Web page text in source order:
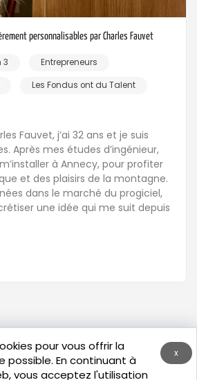
personnalisables par Charles Fauvet
3 Entrepreneurs
Les Fondus ont du Talent
Fauvet, j’ai 32 ans et je suis
Après mes études d’ingénieur,
à Annecy, pour profiter
et des plaisirs de la montagne.
dans le marché du progiciel,
une idée qui me suit depuis
x
pour vous offrir la
possible. En continuant à
vous acceptez l'utilisation